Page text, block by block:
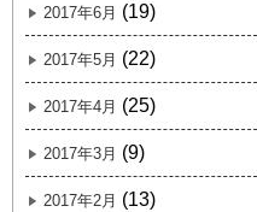
2017年6月 (19)
2017年5月 (22)
2017年4月 (25)
2017年3月 (9)
2017年2月 (13)